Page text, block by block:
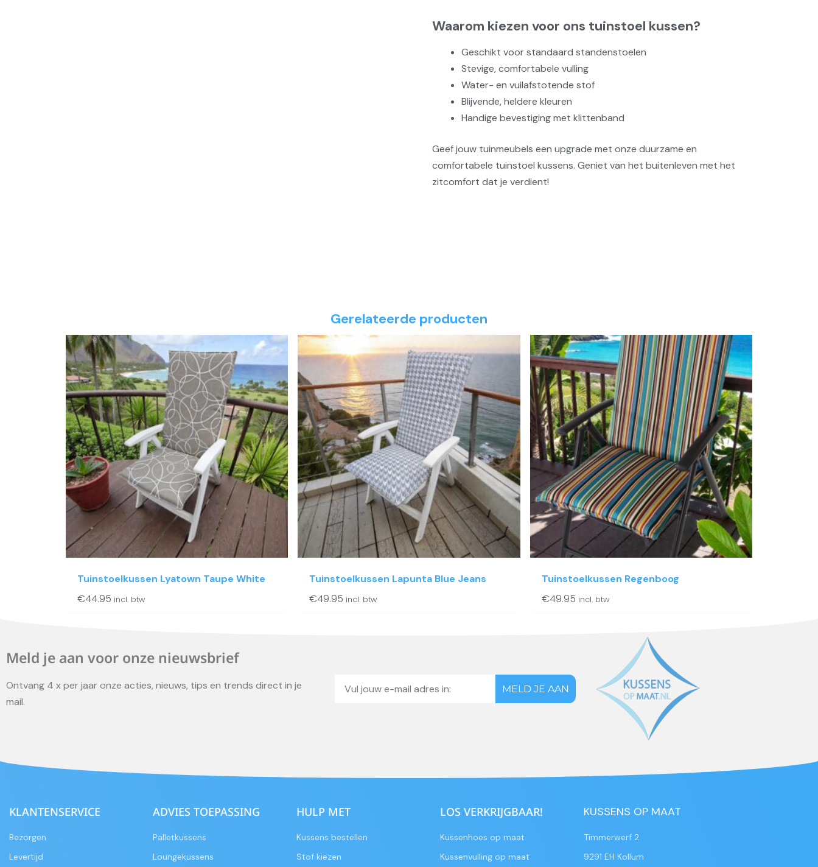
Waarom kiezen voor ons tuinstoel kussen?
Geschikt voor standaard standenstoelen
Stevige, comfortabele vulling
Water- en vuilafstotende stof
Blijvende, heldere kleuren
Handige bevestiging met klittenband
Geef jouw tuinmeubels een upgrade met onze duurzame en
comfortabele tuinstoel kussens. Geniet van het buitenleven met het
zitcomfort dat je verdient!
Gerelateerde producten
Tuinstoelkussen Lyatown Taupe White
€44.95 incl. btw
Tuinstoelkussen Lapunta Blue Jeans
€49.95 incl. btw
Tuinstoelkussen Regenboog
€49.95 incl. btw
Meld je aan voor onze nieuwsbrief
Ontvang 4 x per jaar onze acties, nieuws, tips en trends direct in je
mail.
Email MELD JE AAN
KLANTENSERVICE
Bezorgen
Levertijd
ADVIES TOEPASSING
Palletkussens
Loungekussens
HULP MET
Kussens bestellen
Stof kiezen
LOS VERKRIJGBAAR!
Kussenhoes op maat
Kussenvulling op maat
KUSSENS OP MAAT
Timmerwerf 2
9291 EH Kollum